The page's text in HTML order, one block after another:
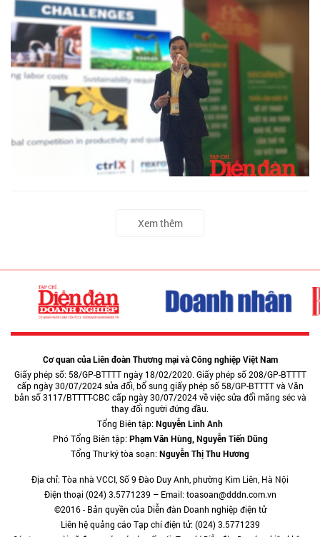
Xem thêm
Cơ quan của Liên đoàn Thương mại và Công nghiệp Việt Nam
Giấy phép số: 58/GP-BTTTT ngày 18/02/2020. Giấy phép số 208/GP-BTTTT
cấp ngày 30/07/2024 sửa đổi, bổ sung giấy phép số 58/GP-BTTTT và Văn
bản số 3117/BTTTT-CBC cấp ngày 30/07/2024 về việc sửa đổi măng séc và
thay đổi người đứng đầu.
Tổng Biên tập:Nguyễn Linh Anh
Phó Tổng Biên tập:Phạm Văn Hùng, Nguyễn Tiến Dũng
Tổng Thư ký tòa soạn:Nguyễn Thị Thu Hương
Địa chỉ: Tòa nhà VCCI, Số 9 Đào Duy Anh, phường Kim Liên, Hà Nội
Điện thoại (024) 3.5771239 – Email: toasoan@dddn.com.vn
©2016 - Bản quyền của Diễn đàn Doanh nghiệp điện tử
Liên hệ quảng cáo Tạp chí điện tử: (024) 3.5771239